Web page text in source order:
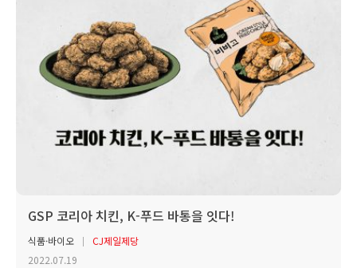
GSP 코리아 치킨, K-푸드 바통을 잇다!
식품·바이오
CJ제일제당
2022.07.19